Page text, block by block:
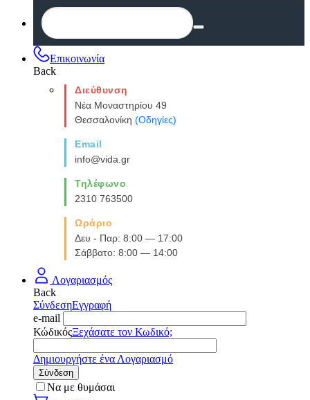
Επικοινωνία
Back
Διεύθυνση
Νέα Μοναστηρίου 49
Θεσσαλονίκη (Οδηγίες)
Email
info@vida.gr
Τηλέφωνο
2310 763500
Ωράριο
Δευ - Παρ: 8:00 — 17:00
Σάββατο: 8:00 — 14:00
Λογαριασμός
Back
ΣύνδεσηΕγγραφή
e-mail
ΚώδικόςΞεχάσατε τον Κωδικό;
Δημιουργήστε ένα Λογαριασμό
Σύνδεση
Να με θυμάσαι